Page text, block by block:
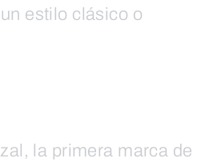
estilo clásico o
la primera marca de